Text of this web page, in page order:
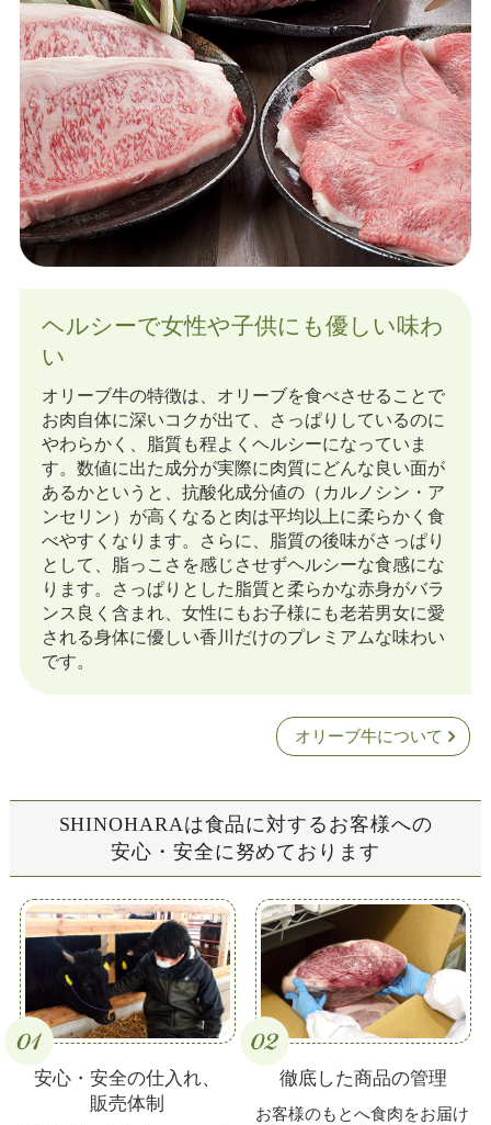
ヘルシーで女性や子供にも優しい味わ
い
オリーブ牛の特徴は、オリーブを食べさせることで
お肉自体に深いコクが出て、さっぱりしているのに
やわらかく、脂質も程よくヘルシーになっていま
す。数値に出た成分が実際に肉質にどんな良い面が
あるかというと、抗酸化成分値の（カルノシン・ア
ンセリン）が高くなると肉は平均以上に柔らかく食
べやすくなります。さらに、脂質の後味がさっぱり
として、脂っこさを感じさせずヘルシーな食感にな
ります。さっぱりとした脂質と柔らかな赤身がバラ
ンス良く含まれ、女性にもお子様にも老若男女に愛
される身体に優しい香川だけのプレミアムな味わい
です。
オリーブ牛について
SHINOHARAは食品に対するお客様への
安心・安全に努めております
安心・安全の仕入れ、
販売体制
徹底した商品の管理
お客様のもとへ食肉をお届け